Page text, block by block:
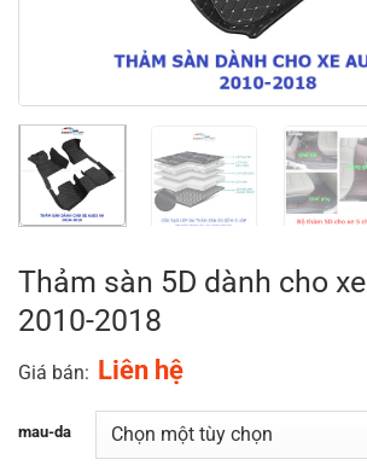
Thảm sàn 5D dành cho
2010-2018
Giá bán: Liên hệ
mau-da